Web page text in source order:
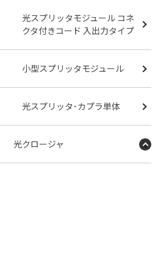
光スプリッタモジュール コネ
クタ付きコード 入出力タイプ
小型スプリッタモジュール
光スプリッタ･カプラ単体
光クロージャ